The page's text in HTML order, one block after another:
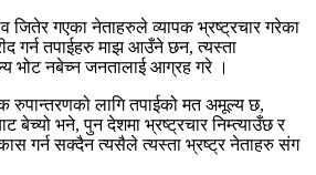
जितेर गएका नेताहरुले व्यापक भ्रष्ट्रचार गरेका
गर्न तपाईहरु माझ आउँने छन, त्यस्ता
भोट नबेच्न जनतालाई आग्रह गरे ।
रुपान्तरणको लागि तपाईको मत अमूल्य छ,
बेच्यो भने, पुन देशमा भ्रष्ट्रचार निम्त्याउँछ र
गर्न सक्दैन त्यसैले त्यस्ता भ्रष्ट्र नेताहरु संग